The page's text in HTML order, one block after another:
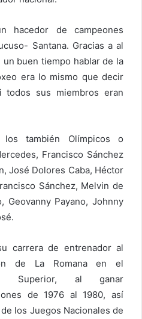
hacedor de campeones
Santana. Gracias a al
buen tiempo hablar de la
era lo mismo que decir
todos sus miembros eran
también Olímpicos o
Francisco Sánchez
José Dolores Caba, Héctor
Sánchez, Melvin de
Geovanny Payano, Johnny
carrera de entrenador al
de La Romana en el
Superior, al ganar
de 1976 al 1980, así
los Juegos Nacionales de